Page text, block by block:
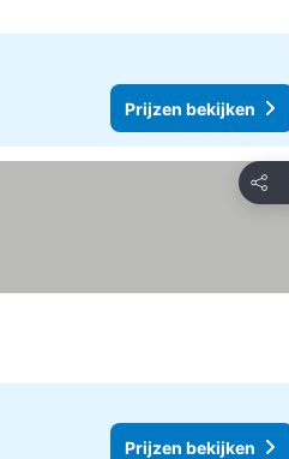
Prijzen bekijken
Delen
Prijzen bekijken